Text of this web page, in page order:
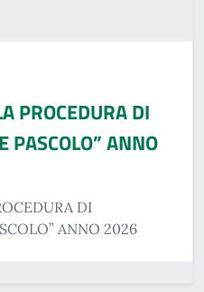
PROCEDURA DI
PASCOLO” ANNO
DI
ANNO 2026